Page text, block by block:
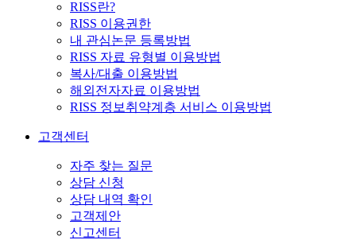
RISS란?
RISS 이용권한
내 관심논문 등록방법
RISS 자료 유형별 이용방법
복사/대출 이용방법
해외전자자료 이용방법
RISS 정보취약계층 서비스 이용방법
고객센터
자주 찾는 질문
상담 신청
상담 내역 확인
고객제안
신고센터